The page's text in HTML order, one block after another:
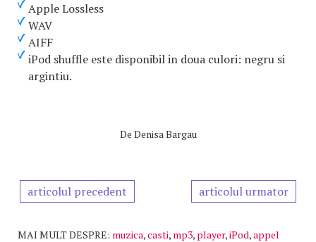
Apple Lossless
WAV
AIFF
iPod shuffle este disponibil in doua culori: negru si
argintiu.
De Denisa Bargau
articolul precedent articolul urmator
MAI MULT DESPRE: muzica,casti, mp3, player,iPod,appel